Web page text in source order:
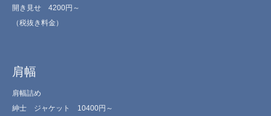
開き見せ 4200円～
（税抜き料金）
肩幅
肩幅詰め
紳士 ジャケット 10400円～